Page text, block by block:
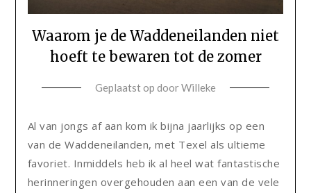
Waarom je de Waddeneilanden niet
hoeft te bewaren tot de zomer
Geplaatst op doorWilleke
Al van jongs af aan kom ik bijna jaarlijks op een
van de Waddeneilanden, met Texel als ultieme
favoriet. Inmiddels heb ik al heel wat fantastische
herinneringen overgehouden aan een van de vele